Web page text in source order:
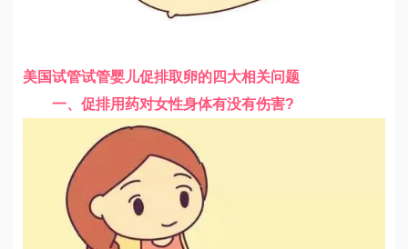
美国试管试管婴儿促排取卵的四大相关问题
一、促排用药对女性身体有没有伤害?